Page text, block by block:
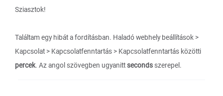
Sziasztok!
Találtam egy hibát a fordításban. Haladó webhely beállítások >
Kapcsolat > Kapcsolatfenntartás > Kapcsolatfenntartás közötti
percek. Az angol szövegben ugyanittsecondsszerepel.